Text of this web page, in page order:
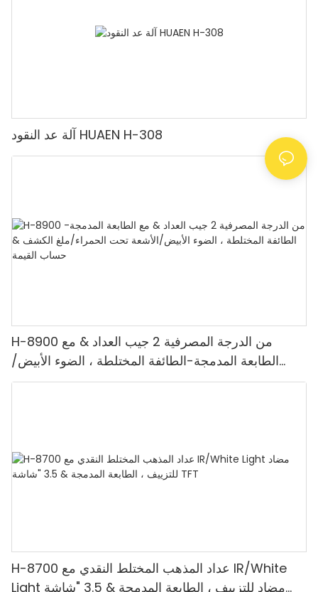
آلة عد النقود HUAEN H-308
H-8900 من الدرجة المصرفية 2 جيب العداد & مع
الطابعة المدمجة-الطائفة المختلطة ، الضوء الأبيض/
الأشعة تحت الحمراء/ملغ الكشف & حساب القيمة
H-8700 عداد المذهب المختلط النقدي مع IR/White
Light مضاد للتزييف ، الطابعة المدمجة & 3.5 "شاشة